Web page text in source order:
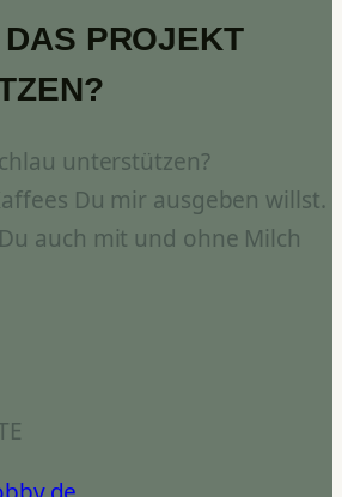
PROJEKT
unterstützen?
Du mir ausgeben willst.
auch mit und ohne Milch